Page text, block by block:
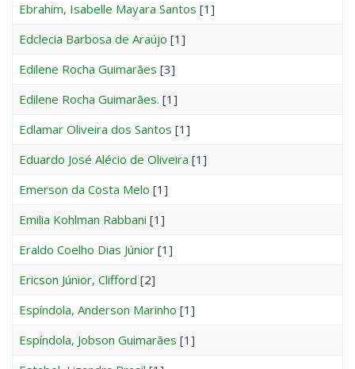
Ebrahim, Isabelle Mayara Santos [1]
Edclecia Barbosa de Araújo [1]
Edilene Rocha Guimarães [3]
Edilene Rocha Guimarães. [1]
Edlamar Oliveira dos Santos [1]
Eduardo José Alécio de Oliveira [1]
Emerson da Costa Melo [1]
Emilia Kohlman Rabbani [1]
Eraldo Coelho Dias Júnior [1]
Ericson Júnior, Clifford [2]
Espíndola, Anderson Marinho [1]
Espíndola, Jobson Guimarães [1]